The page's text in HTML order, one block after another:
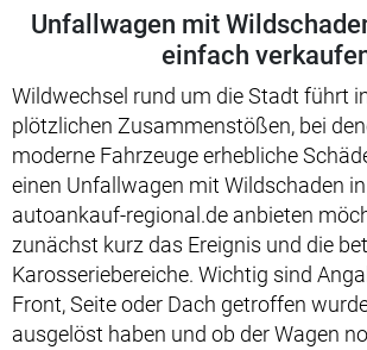
Unfallwagen mit
einfach
Wildwechsel rund um die Stadt führt
plötzlichen Zusammenstößen, bei
moderne Fahrzeuge erhebliche
einen Unfallwagen mit Wildschaden
autoankauf-regional.de anbieten
zunächst kurz das Ereignis und die
Karosseriebereiche. Wichtig sind
Front, Seite oder Dach getroffen
ausgelöst haben und ob der Wagen